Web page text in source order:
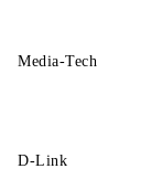
Media-Tech
D-Link